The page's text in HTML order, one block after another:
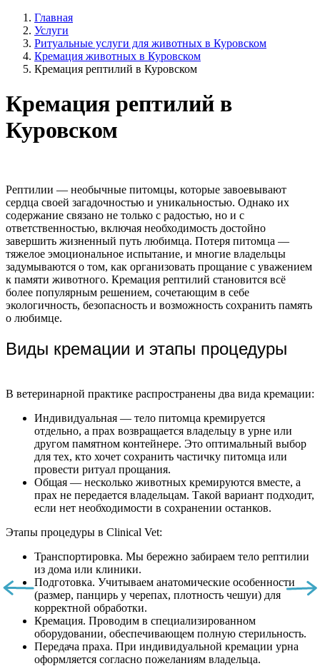
Главная
Услуги
Ритуальные услуги для животных в Куровском
Кремация животных в Куровском
Кремация рептилий в Куровском
Кремация рептилий в
Куровском
Рептилии — необычные питомцы, которые завоевывают
сердца своей загадочностью и уникальностью. Однако их
содержание связано не только с радостью, но и с
ответственностью, включая необходимость достойно
завершить жизненный путь любимца. Потеря питомца —
тяжелое эмоциональное испытание, и многие владельцы
задумываются о том, как организовать прощание с уважением
к памяти животного. Кремация рептилий становится всё
более популярным решением, сочетающим в себе
экологичность, безопасность и возможность сохранить память
о любимце.
Виды кремации и этапы процедуры
В ветеринарной практике распространены два вида кремации:
Индивидуальная — тело питомца кремируется
отдельно, а прах возвращается владельцу в урне или
другом памятном контейнере. Это оптимальный выбор
для тех, кто хочет сохранить частичку питомца или
провести ритуал прощания.
Общая — несколько животных кремируются вместе, а
прах не передается владельцам. Такой вариант подходит,
если нет необходимости в сохранении останков.
Этапы процедуры в Clinical Vet:
Транспортировка. Мы бережно забираем тело рептилии
из дома или клиники.
Подготовка. Учитываем анатомические особенности
(размер, панцирь у черепах, плотность чешуи) для
корректной обработки.
Кремация. Проводим в специализированном
оборудовании, обеспечивающем полную стерильность.
Передача праха. При индивидуальной кремации урна
оформляется согласно пожеланиям владельца.